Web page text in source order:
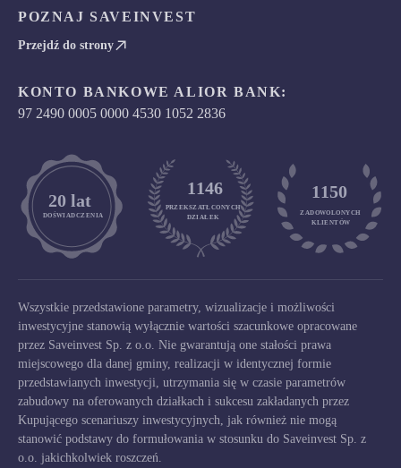
POZNAJ SAVEINVEST
Przejdź do strony
KONTO BANKOWE ALIOR BANK:
97 2490 0005 0000 4530 1052 2836
DOŚWIADCZENIA
	20 lat
1146
PRZEKSZATŁCONYCH
DZIAŁEK
1150
ZADOWOLONYCH
KLIENTÓW
Wszystkie przedstawione parametry, wizualizacje i możliwości
inwestycyjne stanowią wyłącznie wartości szacunkowe opracowane
przez Saveinvest Sp. z o.o. Nie gwarantują one stałości prawa
miejscowego dla danej gminy, realizacji w identycznej formie
przedstawianych inwestycji, utrzymania się w czasie parametrów
zabudowy na oferowanych działkach i sukcesu zakładanych przez
Kupującego scenariuszy inwestycyjnych, jak również nie mogą
stanowić podstawy do formułowania w stosunku do Saveinvest Sp. z
o.o. jakichkolwiek roszczeń.